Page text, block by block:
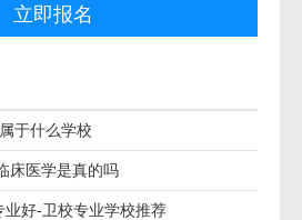
于什么学校
床医学是真的吗
好-卫校专业学校推荐